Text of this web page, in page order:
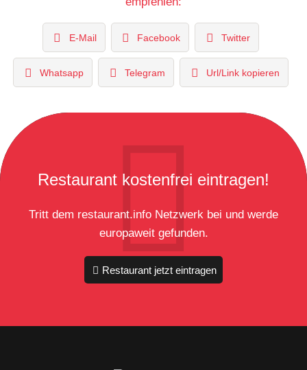
E-Mail Facebook Twitter
Whatsapp Telegram Url/Link kopieren
Restaurant kostenfrei eintragen!
Tritt dem restaurant.info Netzwerk bei und werde
europaweit gefunden.
Restaurant jetzt eintragen